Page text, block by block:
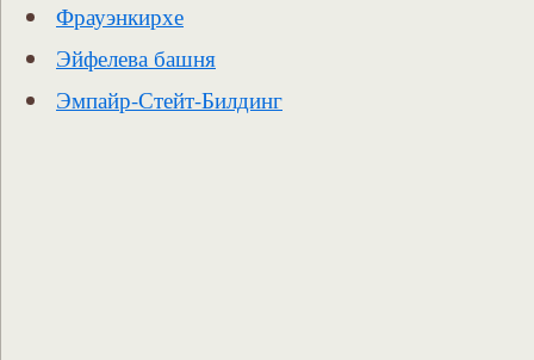
Фрауэнкирхе
Эйфелева башня
Эмпайр-Стейт-Билдинг